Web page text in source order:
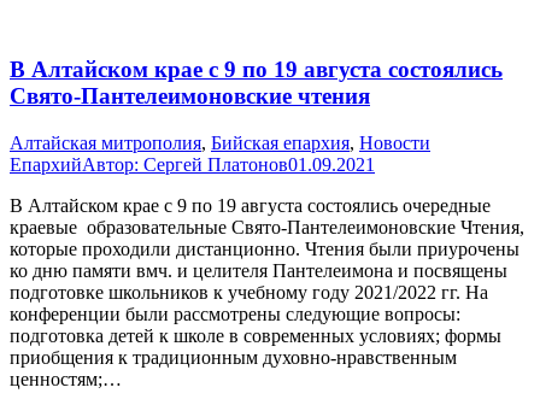
В Алтайском крае с 9 по 19 августа состоялись
Свято-Пантелеимоновские чтения
Алтайская митрополия, Бийская епархия, Новости
ЕпархийАвтор: Сергей Платонов01.09.2021
В Алтайском крае с 9 по 19 августа состоялись очередные
краевые образовательные Свято-Пантелеимоновские Чтения,
которые проходили дистанционно. Чтения были приурочены
ко дню памяти вмч. и целителя Пантелеимона и посвящены
подготовке школьников к учебному году 2021/2022 гг. На
конференции были рассмотрены следующие вопросы:
подготовка детей к школе в современных условиях; формы
приобщения к традиционным духовно-нравственным
ценностям;…